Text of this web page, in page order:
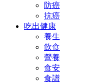
防癌
抗癌
吃出健康
養生
飲食
營養
食安
食譜